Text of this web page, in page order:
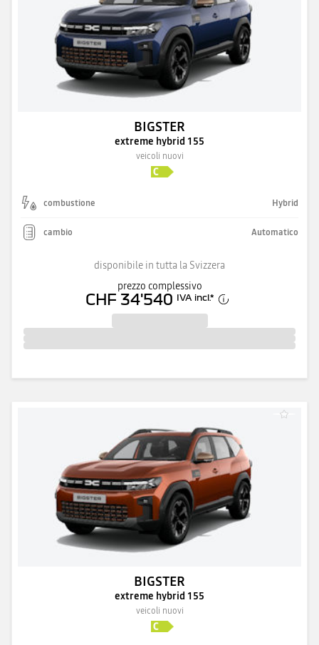
BIGSTER
extreme hybrid 155
veicoli nuovi
combustione Hybrid
cambio Automatico
disponibile in tutta la Svizzera
prezzo complessivo
CHF 34'540 IVA incl.*
BIGSTER
extreme hybrid 155
veicoli nuovi